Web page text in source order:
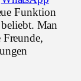
Funktion
Man
Freunde,